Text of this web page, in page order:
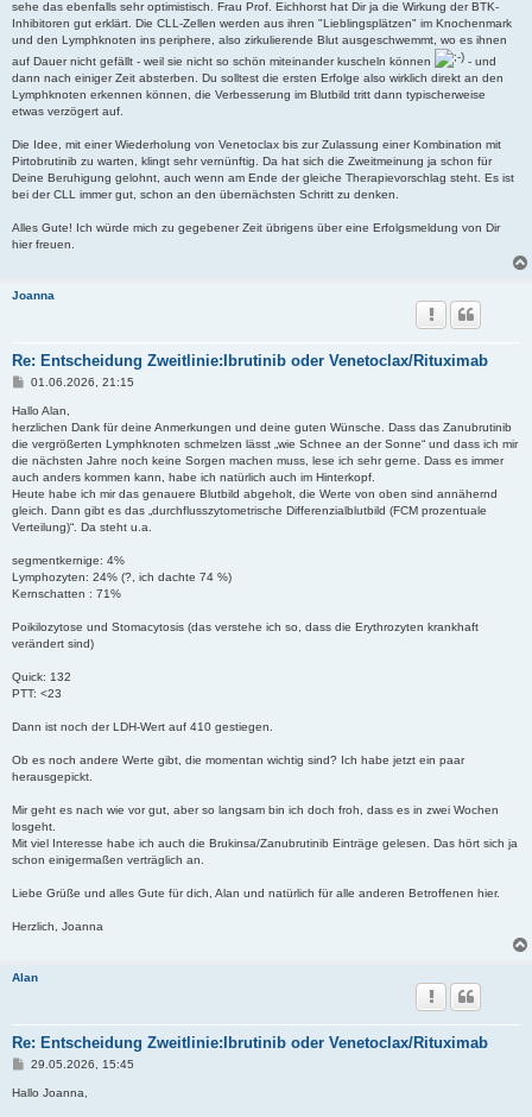
sehe das ebenfalls sehr optimistisch. Frau Prof. Eichhorst hat Dir ja die Wirkung der BTK-
Inhibitoren gut erklärt. Die CLL-Zellen werden aus ihren "Lieblingsplätzen" im Knochenmark
und den Lymphknoten ins periphere, also zirkulierende Blut ausgeschwemmt, wo es ihnen
auf Dauer nicht gefällt - weil sie nicht so schön miteinander kuscheln können
- und
dann nach einiger Zeit absterben. Du solltest die ersten Erfolge also wirklich direkt an den
Lymphknoten erkennen können, die Verbesserung im Blutbild tritt dann typischerweise
etwas verzögert auf.
Die Idee, mit einer Wiederholung von Venetoclax bis zur Zulassung einer Kombination mit
Pirtobrutinib zu warten, klingt sehr vernünftig. Da hat sich die Zweitmeinung ja schon für
Deine Beruhigung gelohnt, auch wenn am Ende der gleiche Therapievorschlag steht. Es ist
bei der CLL immer gut, schon an den übernächsten Schritt zu denken.
Alles Gute! Ich würde mich zu gegebener Zeit übrigens über eine Erfolgsmeldung von Dir
hier freuen.
Joanna
Re: Entscheidung Zweitlinie:Ibrutinib oder Venetoclax/Rituximab
B
i
t
a
g
01.06.2026, 21:15
Hallo Alan,
herzlichen Dank für deine Anmerkungen und deine guten Wünsche. Dass das Zanubrutinib
die vergrößerten Lymphknoten schmelzen lässt „wie Schnee an der Sonne“ und dass ich mir
die nächsten Jahre noch keine Sorgen machen muss, lese ich sehr gerne. Dass es immer
auch anders kommen kann, habe ich natürlich auch im Hinterkopf.
Heute habe ich mir das genauere Blutbild abgeholt, die Werte von oben sind annähernd
gleich. Dann gibt es das „durchflusszytometrische Differenzialblutbild (FCM prozentuale
Verteilung)“. Da steht u.a.
segmentkernige: 4%
Lymphozyten: 24% (?, ich dachte 74 %)
Kernschatten : 71%
Poikilozytose und Stomacytosis (das verstehe ich so, dass die Erythrozyten krankhaft
verändert sind)
Quick: 132
PTT: <23
Dann ist noch der LDH-Wert auf 410 gestiegen.
Ob es noch andere Werte gibt, die momentan wichtig sind? Ich habe jetzt ein paar
herausgepickt.
Mir geht es nach wie vor gut, aber so langsam bin ich doch froh, dass es in zwei Wochen
losgeht.
Mit viel Interesse habe ich auch die Brukinsa/Zanubrutinib Einträge gelesen. Das hört sich ja
schon einigermaßen verträglich an.
Liebe Grüße und alles Gute für dich, Alan und natürlich für alle anderen Betroffenen hier.
Herzlich, Joanna
Alan
Re: Entscheidung Zweitlinie:Ibrutinib oder Venetoclax/Rituximab
B
i
29.05.2026, 15:45
Hallo Joanna,